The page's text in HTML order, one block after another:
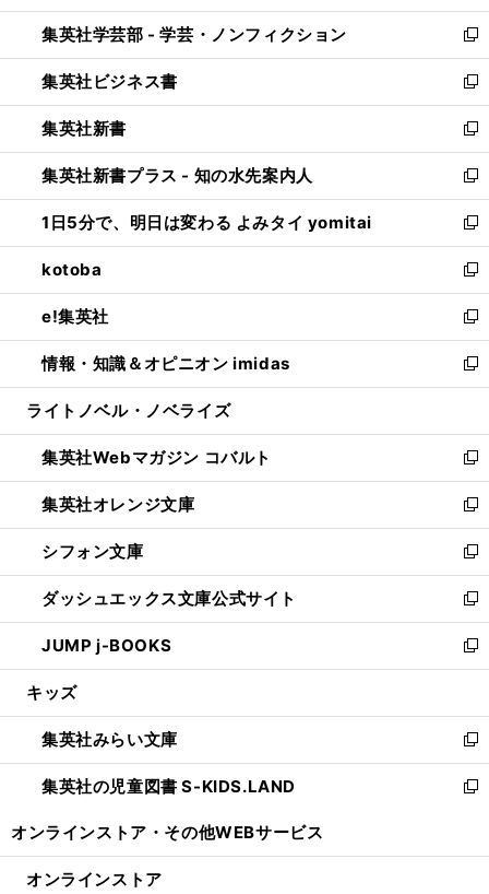
開
く
ウ
で
開
く
ン
ド
ウ
で
開
く
ウ
ィ
ン
ド
ウ
で
開
く
集英社学芸部 - 学芸・ノンフィクション
新
し
い
ウ
ィ
ン
ド
ウ
で
開
く
集英社ビジネス書
新
し
い
ウ
ィ
ン
ド
ウ
で
開
く
集英社新書
新
し
い
ウ
ィ
ン
ド
ウ
で
開
く
集英社新書プラス - 知の水先案内人
新
し
い
ウ
ィ
ン
ド
ウ
で
開
1日5分で、明日は変わる よみタイ yomitai
新
し
い
ウ
ィ
ン
ド
ウ
開
く
kotoba
新
し
い
ウ
ィ
ン
ウ
で
開
く
e!集英社
新
し
い
ウ
ン
ド
ウ
で
開
く
情報・知識＆オピニオン imidas
新
し
ウ
ィ
ン
ド
ウ
で
開
く
ライトノベル・ノベライズ
集英社Webマガジン コバルト
新
し
い
ウ
ィ
ン
ド
ウ
で
開
集英社オレンジ文庫
新
し
い
ウ
ィ
ン
ド
ウ
開
く
シフォン文庫
新
し
い
ウ
ィ
ン
ウ
で
開
く
ダッシュエックス文庫公式サイト
新
し
い
ウ
ン
ド
ウ
で
JUMP j-BOOKS
新
し
ウ
ィ
ン
ド
開
キッズ
集英社みらい文庫
新
し
い
ン
集英社の児童図書 S-KIDS.LAND
新
ウ
オンラインストア・ その他WEBサービス
オンラインストア